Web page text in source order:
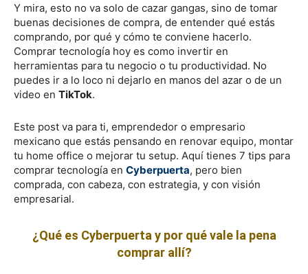
Y mira, esto no va solo de cazar gangas, sino de tomar
buenas decisiones de compra, de entender qué estás
comprando, por qué y cómo te conviene hacerlo.
Comprar tecnología hoy es como invertir en
herramientas para tu negocio o tu productividad. No
puedes ir a lo loco ni dejarlo en manos del azar o de un
video en TikTok.
Este post va para ti, emprendedor o empresario
mexicano que estás pensando en renovar equipo, montar
tu home office o mejorar tu setup. Aquí tienes 7 tips para
comprar tecnología en Cyberpuerta, pero bien
comprada, con cabeza, con estrategia, y con visión
empresarial.
¿Qué es Cyberpuerta y por qué vale la pena
comprar allí?